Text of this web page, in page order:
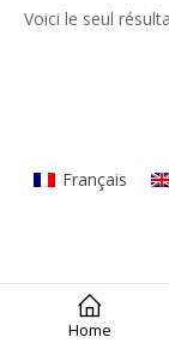
Home
Voici le seul
Français